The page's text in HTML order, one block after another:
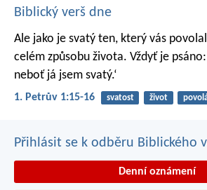
Biblický verš dne
Ale jako je svatý ten, který vás
celém způsobu života. Vždyť je
neboť já jsem svatý.‘
1. Petrův 1:15-16 svatost život
Přihlásit se k odběru Biblického
Denní oznámení